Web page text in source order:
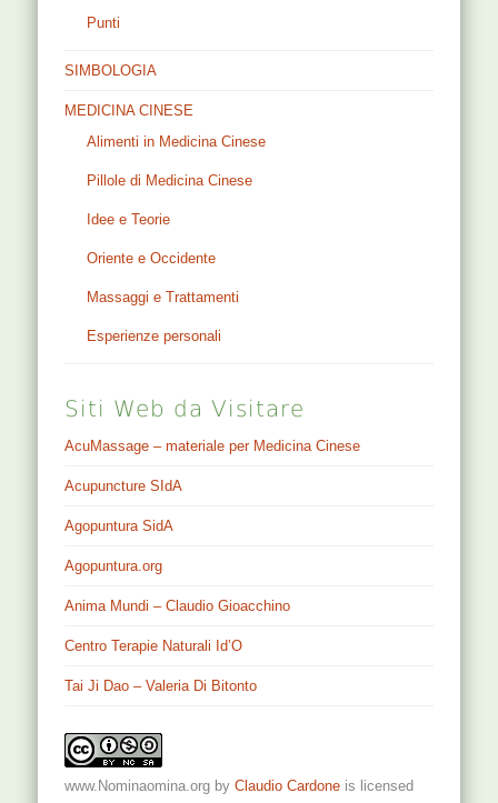
Punti
SIMBOLOGIA
MEDICINA CINESE
Alimenti in Medicina Cinese
Pillole di Medicina Cinese
Idee e Teorie
Oriente e Occidente
Massaggi e Trattamenti
Esperienze personali
Siti Web da Visitare
AcuMassage – materiale per Medicina Cinese
Acupuncture SIdA
Agopuntura SidA
Agopuntura.org
Anima Mundi – Claudio Gioacchino
Centro Terapie Naturali Id’O
Tai Ji Dao – Valeria Di Bitonto
www.Nominaomina.org byClaudio Cardone is licensed